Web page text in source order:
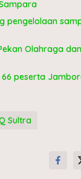
pengelolaan
Olahraga
peserta
Sultra